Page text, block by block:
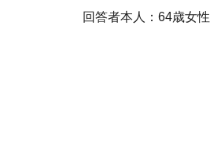
回答者本人：64歳女性